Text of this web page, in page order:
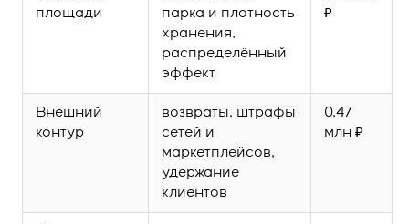
площади
парка и плотность
хранения,
распределённый
эффект
₽
Внешний
контур
возвраты, штрафы
сетей и
маркетплейсов,
удержание
клиентов
0,47
млн ₽